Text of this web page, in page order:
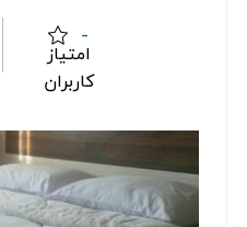
-
امتیاز
کاربران